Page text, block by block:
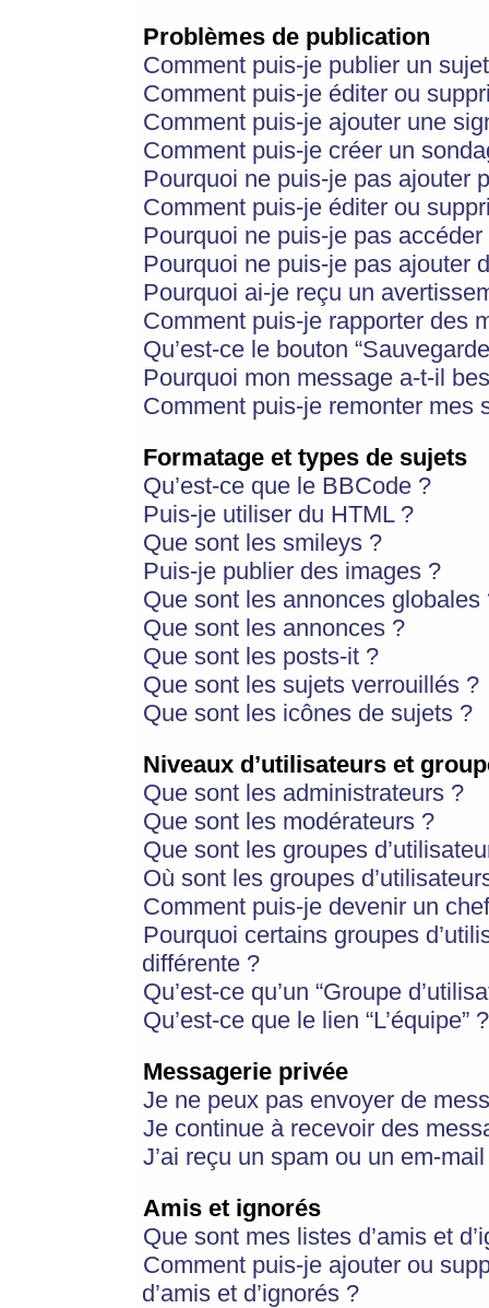
Problèmes de publication
Comment puis-je publier un
Comment puis-je éditer ou
Comment puis-je ajouter une
Comment puis-je créer un
Pourquoi ne puis-je pas ajouter
Comment puis-je éditer ou
Pourquoi ne puis-je pas
Pourquoi ne puis-je pas ajouter
Pourquoi ai-je reçu un
Comment puis-je rapporter des
Qu’est-ce le bouton
Pourquoi mon message a-t-il
Comment puis-je remonter mes
Formatage et types de sujets
Qu’est-ce que le BBCode ?
Puis-je utiliser du HTML ?
Que sont les smileys ?
Puis-je publier des images ?
Que sont les annonces globales
Que sont les annonces ?
Que sont les posts-it ?
Que sont les sujets verrouillés ?
Que sont les icônes de sujets ?
Niveaux d’utilisateurs et
Que sont les administrateurs ?
Que sont les modérateurs ?
Que sont les groupes
Où sont les groupes
Comment puis-je devenir un
Pourquoi certains groupes
différente ?
Qu’est-ce qu’un “Groupe
Qu’est-ce que le lien “L’équipe” ?
Messagerie privée
Je ne peux pas envoyer de
Je continue à recevoir des
J’ai reçu un spam ou un em-
Amis et ignorés
Que sont mes listes d’amis et
Comment puis-je ajouter ou
d’amis et d’ignorés ?